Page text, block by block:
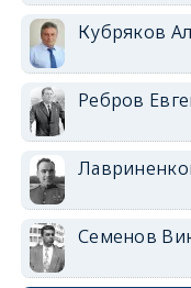
Кубряков
Ребров
Семенов